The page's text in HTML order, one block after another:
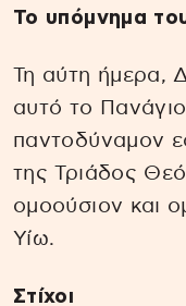
Το υπόμνημα
Τη αύτη ήμερα,
αυτό το
παντοδύναμον
της Τριάδος
ομοούσιον και
Υίω.
Στίχοι